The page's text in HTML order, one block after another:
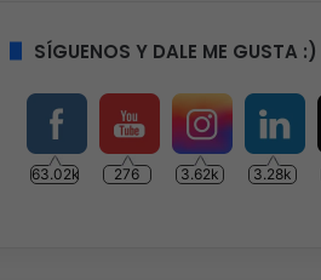
SÍGUENOS Y DALE ME GUSTA :)
63.02k 276 3.62k 3.28k